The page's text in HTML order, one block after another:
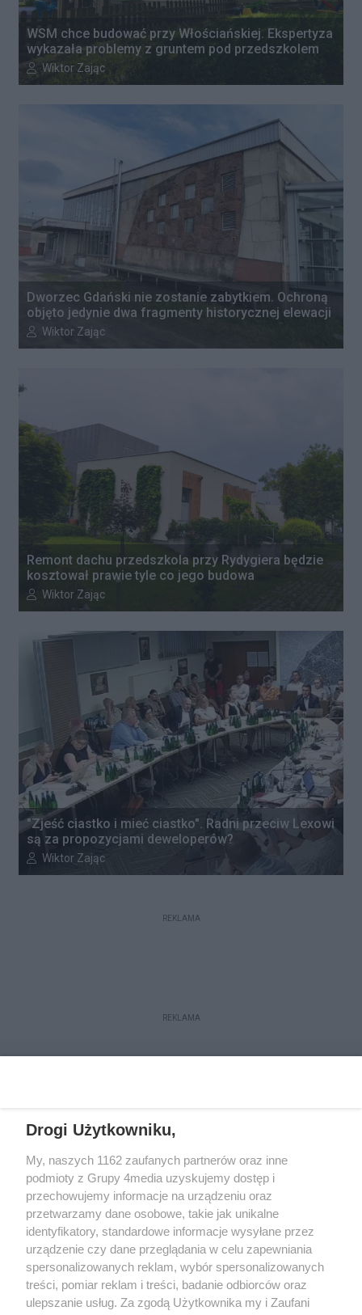
WSM chce budować przy Włościańskiej. Ekspertyza
wykazała problemy z gruntem pod przedszkolem
Autor artykułu:
Wiktor Zając
Dworzec Gdański nie zostanie zabytkiem. Ochroną
objęto jedynie dwa fragmenty historycznej elewacji
Autor artykułu:
Wiktor Zając
Remont dachu przedszkola przy Rydygiera będzie
kosztował prawie tyle co jego budowa
Autor artykułu:
Wiktor Zając
"Zjeść ciastko i mieć ciastko". Radni przeciw Lexowi
są za propozycjami deweloperów?
Autor artykułu:
Wiktor Zając
REKLAMA
REKLAMA
Reklama Kontakt Regulamin
Dystrybucja
Regulamin prenumeraty
Polityka Prywatności
Zapisz się do newslettera
Drogi Użytkowniku,
My, naszych 1162 zaufanych partnerów oraz inne
podmioty z Grupy 4media uzyskujemy dostęp i
przechowujemy informacje na urządzeniu oraz
przetwarzamy dane osobowe, takie jak unikalne
identyfikatory, standardowe informacje wysyłane przez
urządzenie czy dane przeglądania w celu zapewniania
spersonalizowanych reklam, wybór spersonalizowanych
treści, pomiar reklam i treści, badanie odbiorców oraz
ulepszanie usług. Za zgodą Użytkownika my i Zaufani